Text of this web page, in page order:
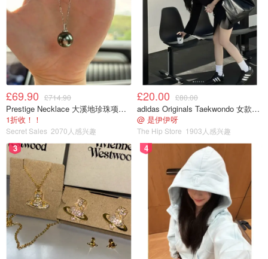
£69.90 £714.90
Prestige Necklace 大溪地珍珠项链 10-11mm
1折收！！
Secret Sales 2070人感兴趣
£20.00 £80.00
adidas Originals Taekwondo 女款黑色运动鞋
@ 是伊伊呀
The Hip Store 1903人感兴趣
3 4